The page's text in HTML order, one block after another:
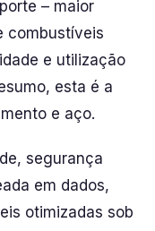
– maior
combustíveis
e utilização
esta é a
e aço.
segurança
em dados,
otimizadas sob